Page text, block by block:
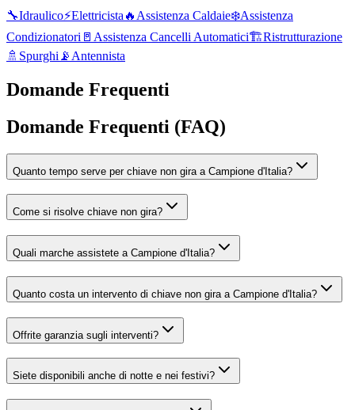
🔧Idraulico⚡Elettricista 🔥 Assistenza Caldaie❄️Assistenza
Condizionatori 🚪 Assistenza Cancelli Automatici🏗️Ristrutturazione
🚿 Spurghi 📡 Antennista
Domande Frequenti
Domande Frequenti (FAQ)
Quanto tempo serve per chiave non gira a Campione d'Italia?
Come si risolve chiave non gira?
Quali marche assistete a Campione d'Italia?
Quanto costa un intervento di chiave non gira a Campione d'Italia?
Offrite garanzia sugli interventi?
Siete disponibili anche di notte e nei festivi?